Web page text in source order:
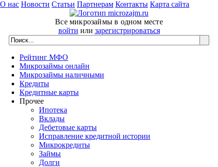
О нас Новости Статьи Партнерам Контакты Карта сайта
Все микрозаймы в одном месте
войти или зарегистрироваться
Рейтинг МФО
Микрозаймы онлайн
Микрозаймы наличными
Кредиты
Кредитные карты
Прочее
Ипотека
Вклады
Дебетовые карты
Исправление кредитной истории
Микрокредиты
Займы
Долги